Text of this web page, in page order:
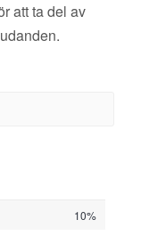
att ta del av
10%